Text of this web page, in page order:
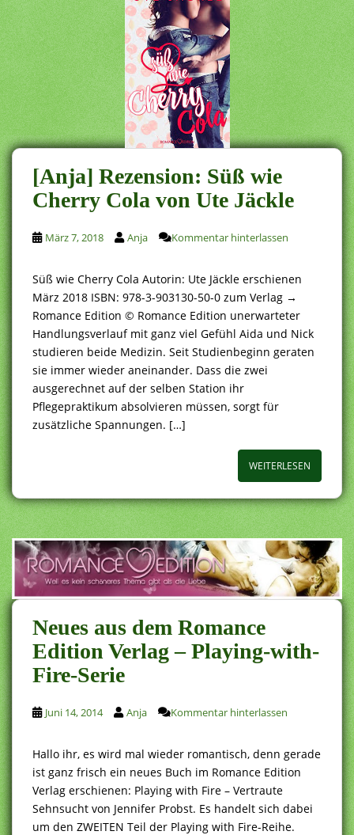
[Anja] Rezension: Süß wie
Cherry Cola von Ute Jäckle
März 7, 2018 Anja Kommentar hinterlassen
Süß wie Cherry Cola Autorin: Ute Jäckle erschienen
März 2018 ISBN: 978-3-903130-50-0 zum Verlag →
Romance Edition © Romance Edition unerwarteter
Handlungsverlauf mit ganz viel Gefühl Aida und Nick
studieren beide Medizin. Seit Studienbeginn geraten
sie immer wieder aneinander. Dass die zwei
ausgerechnet auf der selben Station ihr
Pflegepraktikum absolvieren müssen, sorgt für
zusätzliche Spannungen. […]
WEITERLESEN
Neues aus dem Romance
Edition Verlag – Playing-with-
Fire-Serie
Juni 14, 2014 Anja Kommentar hinterlassen
Hallo ihr, es wird mal wieder romantisch, denn gerade
ist ganz frisch ein neues Buch im Romance Edition
Verlag erschienen: Playing with Fire – Vertraute
Sehnsucht von Jennifer Probst. Es handelt sich dabei
um den ZWEITEN Teil der Playing with Fire-Reihe.